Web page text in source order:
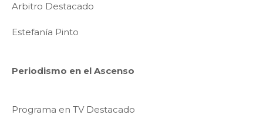
Arbitro Destacado
Estefanía Pinto
Periodismo en el Ascenso
Programa en TV Destacado